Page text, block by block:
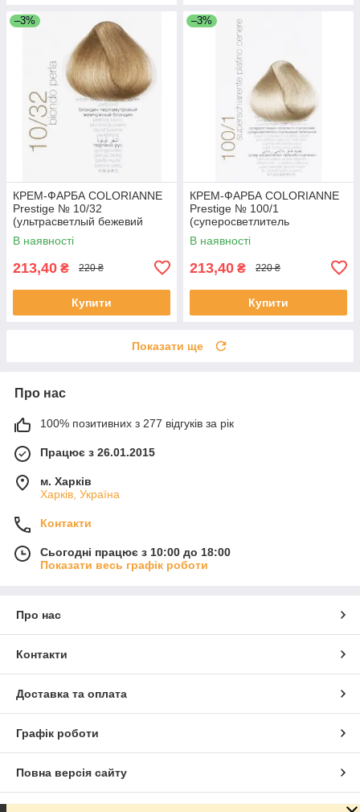
–3%
КРЕМ-ФАРБА COLORIANNE
Prestige № 10/32
(ультрасветлый бежевий
блонд)
В наявності
213,40 ₴ 220 ₴
Купити
–3%
КРЕМ-ФАРБА COLORIANNE
Prestige № 100/1
(суперосветлитель
попеляста платина)
В наявності
213,40 ₴ 220 ₴
Купити
Показати ще
Про нас
100% позитивних з 277 відгуків за рік
Працює з 26.01.2015
м. Харків
Харків, Україна
Контакти
Сьогодні працює з 10:00 до 18:00
Показати весь графік роботи
Про нас
Контакти
Доставка та оплата
Графік роботи
Повна версія сайту